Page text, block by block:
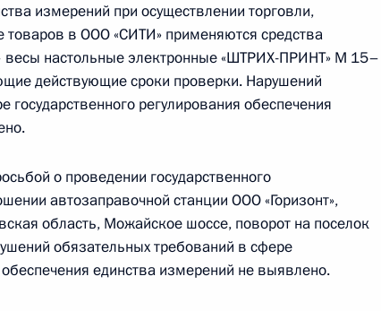
результатам личного приёма, проведённого
управления Федерального агентства
и метрологии Мариной Калинниковой в Приёмной
по приёму граждан в Москве 28 февраля
измерений при осуществлении торговли,
товаров в ООО «СИТИ» применяются средства
весы настольные электронные «ШТРИХ-ПРИНТ» М 15–
действующие сроки проверки. Нарушений
регулирования обеспечения
о проведении государственного
автозаправочной станции ООО «Горизонт»,
область, Можайское шоссе, поворот на поселок
обязательных требований в сфере
обеспечения единства измерений не выявлено.